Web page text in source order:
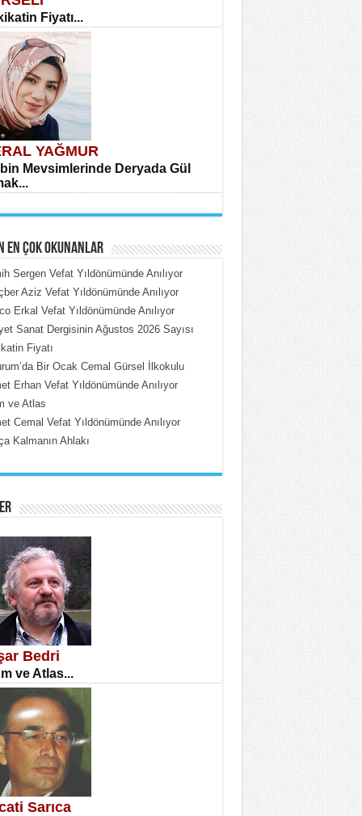
Fiyatı...
YAĞMUR
Mevsimlerinde Deryada Gül
ÇOBAN
Put Dışardaki Maskeler...
ÜMİT ÇETİNKAYA
DİLEK ARSLAN
Günü Mahkemesi...
EN ÇOK OKUNANLAR
Sergen Vefat Yıldönümünde Anılıyor
Aziz Vefat Yıldönümünde Anılıyor
Erkal Vefat Yıldönümünde Anılıyor
Sanat Dergisinin Ağustos 2026 Sayısı
Fiyatı
Bir Ocak Cemal Gürsel İlkokulu
Erhan Vefat Yıldönümünde Anılıyor
ve Atlas
Cemal Vefat Yıldönümünde Anılıyor
Kalmanın Ahlakı
Bedri
ve Atlas...
Sarıca